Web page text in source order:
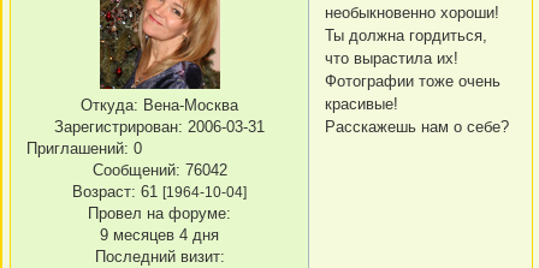
Откуда: Вена-Москва
Зарегистрирован: 2006-03-31
Приглашений: 0
Сообщений: 76042
Возраст: 61 [1964-10-04]
Провел на форуме:
9 месяцев 4 дня
Последний визит:
необыкновенно хороши!
Ты должна гордиться,
что вырастила их!
Фотографии тоже очень
красивые!
Расскажешь нам о себе?